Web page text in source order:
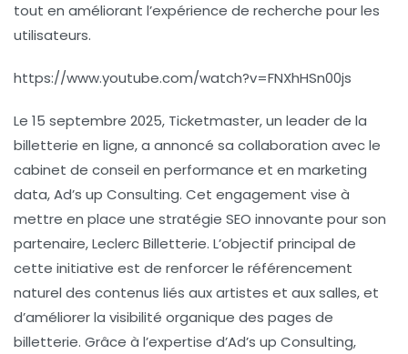
tout en améliorant l’expérience de recherche pour les
utilisateurs.
https://www.youtube.com/watch?v=FNXhHSn00js
Le 15 septembre 2025, Ticketmaster, un leader de la
billetterie en ligne, a annoncé sa collaboration avec le
cabinet de conseil en performance et en marketing
data, Ad’s up Consulting. Cet engagement vise à
mettre en place une stratégie SEO innovante pour son
partenaire, Leclerc Billetterie. L’objectif principal de
cette initiative est de renforcer le référencement
naturel des contenus liés aux artistes et aux salles, et
d’améliorer la visibilité organique des pages de
billetterie. Grâce à l’expertise d’Ad’s up Consulting,